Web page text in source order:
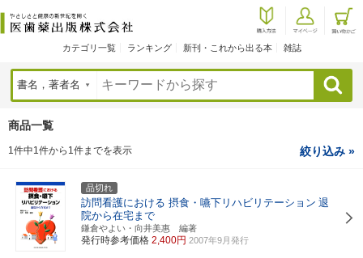
カテゴリ一覧 ランキング 新刊・これから出る本 雑誌
検索
商品一覧
1件中1件から1件までを表示 絞り込み »
品切れ
訪問看護における 摂食・嚥下リハビリテーション 退
院から在宅まで
鎌倉やよい・向井美惠 編著
発行時参考価格 2,400円 2007年9月発行